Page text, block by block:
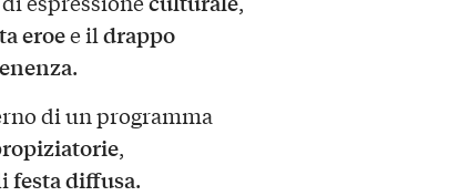
eroee ildrappo
.
di un programma
,
festa diffusa.